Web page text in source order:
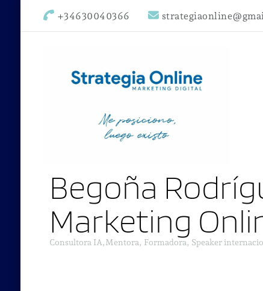
+34630040366
Begoña
Marketing
Consultora IA,Mentora, Formadora, Speaker